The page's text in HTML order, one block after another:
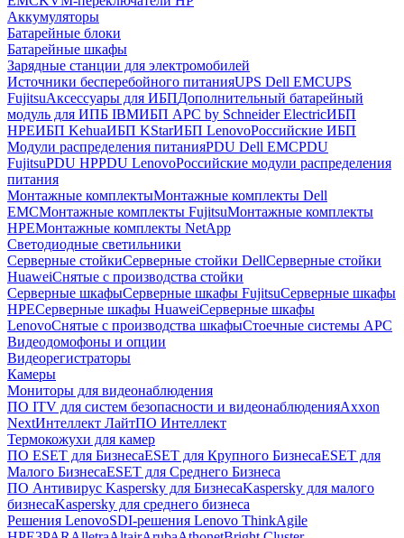
Аккумуляторы
Батарейные блоки
Батарейные шкафы
Зарядные станции для электромобилей
Источники бесперебойного питанияUPS Dell EMCUPS
FujitsuАксессуары для ИБПДополнительный батарейный
модуль для ИПБ IBMИБП APC by Schneider ElectricИБП
HPEИБП KehuaИБП KStarИБП LenovoРоссийские ИБП
Модули распределения питанияPDU Dell EMCPDU
FujitsuPDU HPPDU LenovoРоссийские модули распределения
питания
Монтажные комплектыМонтажные комплекты Dell
EMCМонтажные комплекты FujitsuМонтажные комплекты
HPEМонтажные комплекты NetApp
Светодиодные светильники
Серверные стойкиСерверные стойки DellСерверные стойки
HuaweiСнятые с производства стойки
Серверные шкафыСерверные шкафы FujitsuСерверные шкафы
HPEСерверные шкафы HuaweiСерверные шкафы
LenovoСнятые с производства шкафыСтоечные системы APC
Видеодомофоны и опции
Видеорегистраторы
Камеры
Мониторы для видеонаблюдения
ПО ITV для систем безопасности и видеонаблюденияAxxon
NextИнтеллект ЛайтПО Интеллект
Термокожухи для камер
ПО ESET для БизнесаESET для Крупного БизнесаESET для
Малого БизнесаESET для Среднего Бизнеса
ПО Антивирус Kaspersky для БизнесаKaspersky для малого
бизнесаKaspersky для среднего бизнеса
Решения LenovoSDI-решения Lenovo ThinkAgile